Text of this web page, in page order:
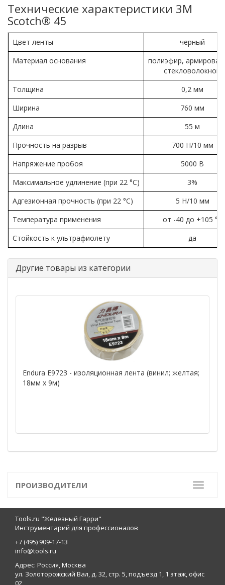
Технические характеристики 3M
Scotch® 45
Цвет ленты
черный
Материал основания
полиэфир,
стекловолокном
Толщина
0,2 мм
Ширина
760 мм
Длина
55 м
Прочность на разрыв
700 Н/10 мм
Напряжение пробоя
5000 В
Максимальное удлинение (при 22 °С)
3%
Адгезионная прочность (при 22 °С)
5 Н/10 мм
Температура применения
от -40 до +105 °С
Стойкость к ультрафиолету
да
Другие товары из категории
Endura E9723 - изоляционная лента (винил; желтая;
18мм x 9м)
Toggle
ПРОИЗВОДИТЕЛИ
Tools.ru "Железный Гарри"
Инструментарий для профессионалов
+7 (495) 909-17-13
info@tools.ru
Адрес: Россия, Москва
ул. Золоторожский Вал, д. 32, стр. 5, подъезд 1, 1 этаж, офис
02